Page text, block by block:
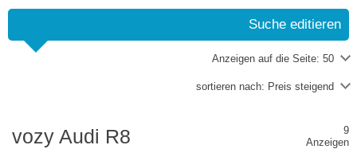
Suche editieren
Anzeigen auf die Seite: 50
sortieren nach: Preis steigend
vozy Audi R8
9
Anzeigen